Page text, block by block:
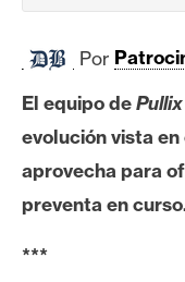
h
r
e
u
m
Por
El equipo dePullix
evolución vista
aprovecha para
preventa en
***